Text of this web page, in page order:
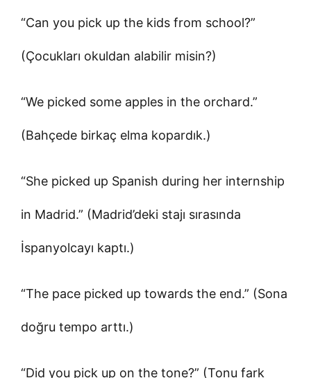
“Can you pick up the kids from school?”
(Çocukları okuldan alabilir misin?)
“We picked some apples in the orchard.”
(Bahçede birkaç elma kopardık.)
“She picked up Spanish during her internship
in Madrid.” (Madrid’deki stajı sırasında
İspanyolcayı kaptı.)
“The pace picked up towards the end.” (Sona
doğru tempo arttı.)
“Did you pick up on the tone?” (Tonu fark